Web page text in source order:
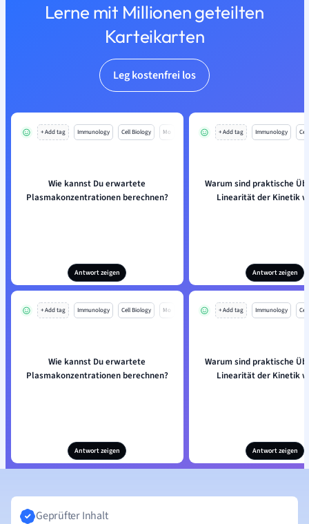
Lerne mit Millionen geteilten
Karteikarten
Leg kostenfrei los
+ Add tag Immunology Cell Biology Mo
Wie kannst Du erwartete
Plasmakonzentrationen berechnen?
Antwort zeigen
+ Add tag Immunology
Warum sind praktische
Linearität der Kinetik
Antwort zeigen
+ Add tag Immunology Cell Biology Mo
Wie kannst Du erwartete
Plasmakonzentrationen berechnen?
Antwort zeigen
+ Add tag Immunology
Warum sind praktische
Linearität der Kinetik
Antwort zeigen
Geprüfter Inhalt